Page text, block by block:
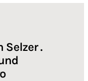
Selzer .